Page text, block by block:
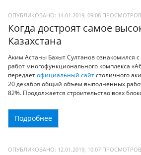
ОПУБЛИКОВАНО: 14.01.2019, 09:08
Когда достроят самое
Казахстана
Аким Астаны Бахыт Султанов ознакомился
работ многофункционального комплекса
передаетофициальный сайтстоличного
20 декабря общий объем выполненных
82%. Продолжается строительство всех
Подробнее
ОПУБЛИКОВАНО: 12.01.2019, 10:07